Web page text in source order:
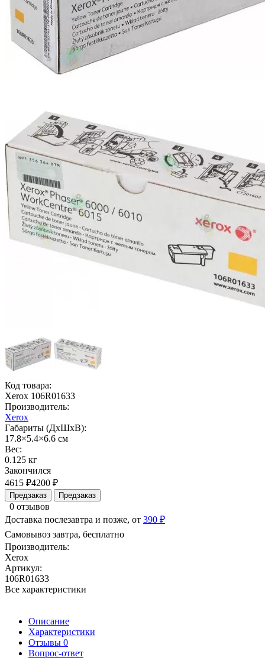
Код товара:
Xerox 106R01633
Производитель:
Xerox
Габариты (ДхШхВ):
17.8×5.4×6.6 см
Вес:
0.125 кг
Закончился
4615 ₽4200 ₽
Предзаказ Предзаказ
0 отзывов
Доставка послезавтра и позже, от 390 ₽
Самовывоз завтра, бесплатно
Производитель:
Xerox
Артикул:
106R01633
Все характеристики
Описание
Характеристики
Отзывы 0
Вопрос-ответ